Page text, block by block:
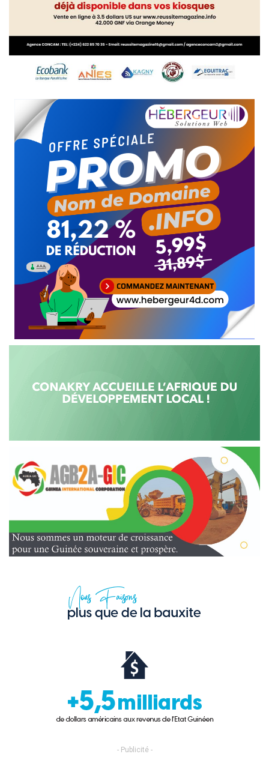
- Publicité -